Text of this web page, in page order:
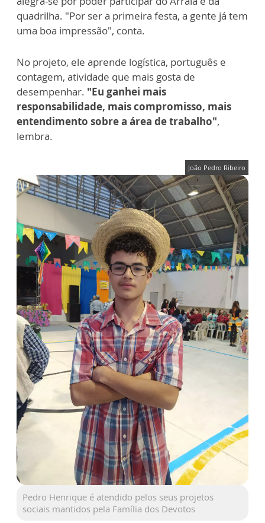
quadrilha. "Por ser a primeira festa, a gente já tem
uma boa impressão", conta.
No projeto, ele aprende logística, português e
contagem, atividade que mais gosta de
desempenhar. "Eu ganhei mais
responsabilidade, mais compromisso, mais
entendimento sobre a área de trabalho",
lembra.
João Pedro Ribeiro
Pedro Henrique é atendido pelos seus projetos
sociais mantidos pela Família dos Devotos